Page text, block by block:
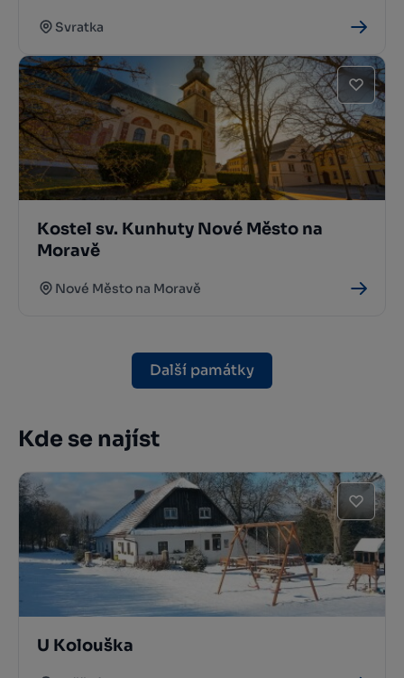
Svratka
Kostel sv. Kunhuty Nové Město na
Moravě
Nové Město na Moravě
Další památky
Kde se najíst
U Kolouška